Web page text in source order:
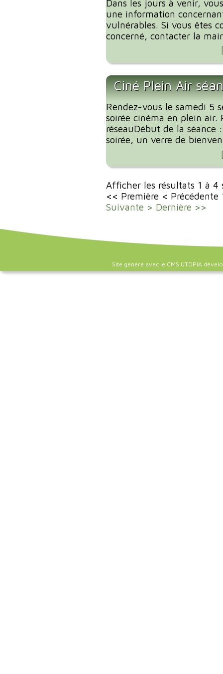
Dans les jours à venir,
une information
vulnérables. Si vous êtes
concerné, contacter la
Ciné Plein Air
Rendez-vous le samedi 5
soirée cinéma en plein
réseauDébut de la
soirée, un verre de
Afficher les résultats 1 à
<< Première < Précédente
Suivante > Dernière >>
Site généré avec le CMS UTOPIA